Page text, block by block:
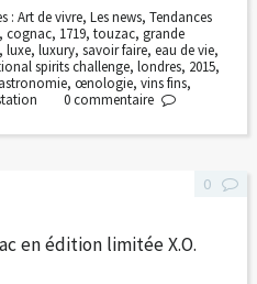
: Art de vivre, Les news, Tendances
,cognac, 1719,touzac,grande
, luxe, luxury, savoir faire, eau de vie,
spirits challenge, londres, 2015,
, œnologie, vins fins,
0commentaire
en édition limitée X.O.
0